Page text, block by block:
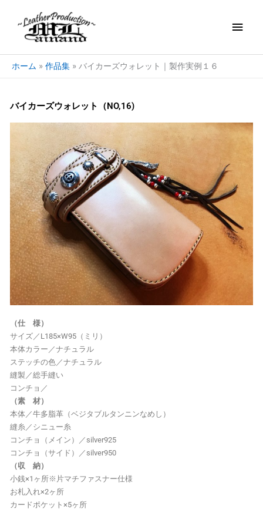
キ
ュ
ー
ホーム 作品集 バイカーズウォレット｜製作実例１６
バイカーズウォレット（NO,16)
（仕 様）
サイズ／L185×W95（ミリ）
本体カラー／ナチュラル
ステッチの色／ナチュラル
縫製／総手縫い
コンチョ／
（素 材）
本体／牛多脂革（ベジタブルタンニンなめし）
縫糸／シニュー糸
コンチョ（メイン）／silver925
コンチョ（サイド）／silver950
（収 納）
小銭×1ヶ所※片マチファスナー仕様
お札入れ×2ヶ所
カードポケット×5ヶ所